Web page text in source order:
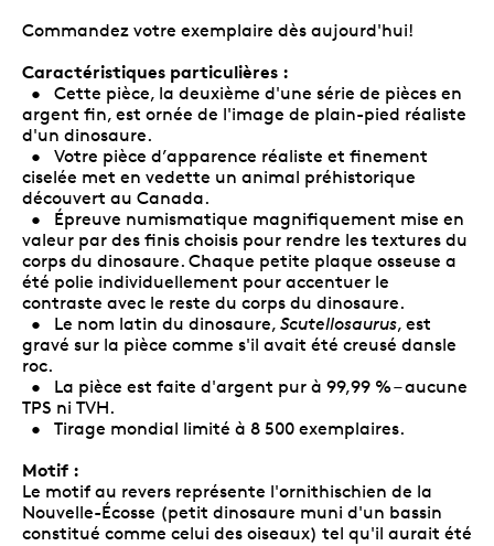
Commandez votre exemplaire dès aujourd'hui!
Caractéristiques particulières :
• Cette pièce, la deuxième d'une série de pièces en
argent fin, est ornée de l'image de plain-pied réaliste
d'un dinosaure.
• Votre pièce d’apparence réaliste et finement
ciselée met en vedette un animal préhistorique
découvert au Canada.
• Épreuve numismatique magnifiquement mise en
valeur par des finis choisis pour rendre les textures du
corps du dinosaure. Chaque petite plaque osseuse a
été polie individuellement pour accentuer le
contraste avec le reste du corps du dinosaure.
• Le nom latin du dinosaure, Scutellosaurus, est
gravé sur la pièce comme s'il avait été creusé dansle
roc.
• La pièce est faite d'argent pur à 99,99 % – aucune
TPS ni TVH.
• Tirage mondial limité à 8 500 exemplaires.
Motif :
Le motif au revers représente l'ornithischien de la
Nouvelle-Écosse (petit dinosaure muni d'un bassin
constitué comme celui des oiseaux) tel qu'il aurait été